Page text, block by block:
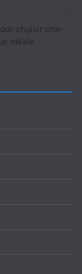
choisir une
idéale